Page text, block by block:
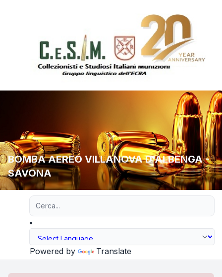
BOMBA AEREO VILLANOVA D'ALBENGA -
SAVONA
Powered by Translate